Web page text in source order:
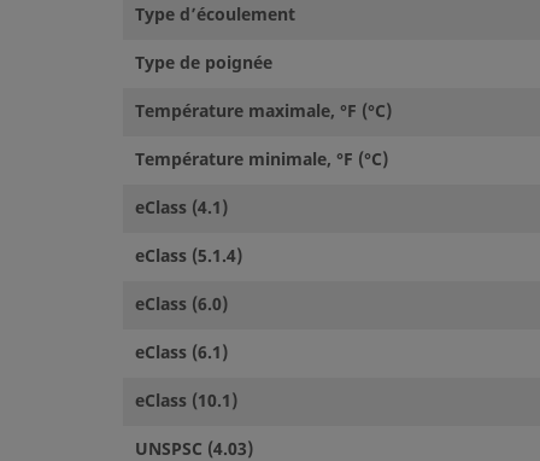
Type d’écoulement
Type de poignée
Température maximale, °F (°C)
Température minimale, °F (°C)
eClass (4.1)
eClass (5.1.4)
eClass (6.0)
eClass (6.1)
eClass (10.1)
UNSPSC (4.03)